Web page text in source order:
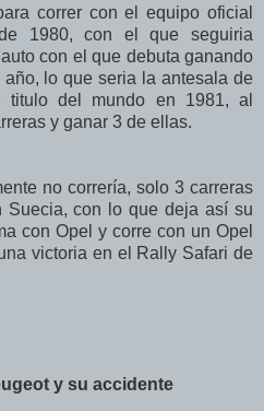
correr con el equipo oficial
1980, con el que seguiria
con el que debuta ganando
lo que seria la antesala de
del mundo en 1981, al
y ganar 3 de ellas.
no correría, solo 3 carreras
Suecia, con lo que deja así su
con Opel y corre con un Opel
victoria en el Rally Safari de
y su accidente